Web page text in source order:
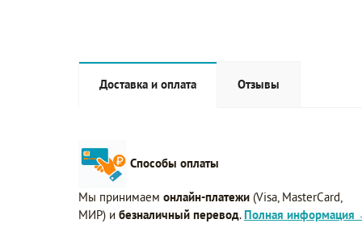
Доставка и оплата Отзывы
Способы оплаты
Мы принимаем онлайн-платежи (Visa, MasterCard,
МИР) и безналичный перевод. Полная